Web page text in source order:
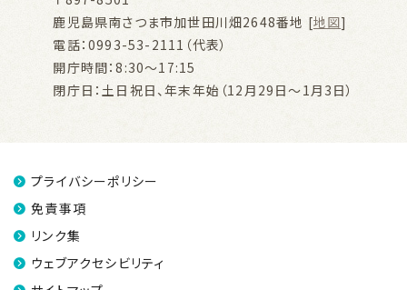
鹿児島県南さつま市加世田川畑2648番地 [地図]
電話：0993-53-2111（代表）
開庁時間：8:30～17:15
閉庁日：土日祝日、年末年始（12月29日～1月3日）
プライバシーポリシー
免責事項
リンク集
ウェブアクセシビリティ